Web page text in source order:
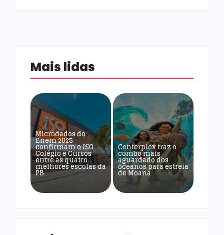
Mais lidas
Microdados do
Enem 2025
confirmam o ISO
Colégio e Cursos
entre as quatro
melhores escolas da
PB
Centerplex traz o
combo mais
aguardado dos
oceanos para estreia
de Moana